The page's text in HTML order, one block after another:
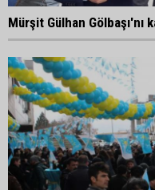
Mürşit Gülhan Gölbaşı'nı